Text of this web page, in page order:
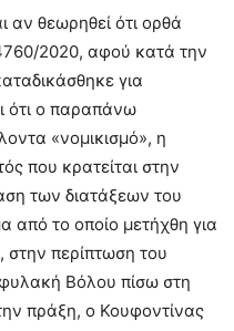
θεωρηθεί ότι ορθά
2020, αφού κατά την
για
ότι ο παραπάνω
«νομικισμό», η
που κρατείται στην
των διατάξεων του
από το οποίο μετήχθη για
περίπτωση του
Βόλου πίσω στη
πράξη, ο Κουφοντίνας